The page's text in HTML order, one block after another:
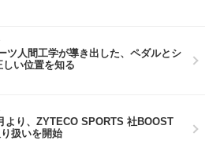
ツ人間工学が導き出した、ペダルとシ
しい位置を知る
より、ZYTECO SPORTS 社BOOST
扱いを開始